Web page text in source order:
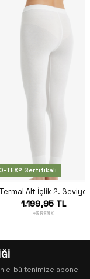
TEX® Sertifikalı
1.199,95 TL
+3 RENK
e-bültenimize abone